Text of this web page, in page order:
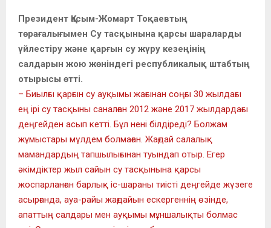
Президент Қасым-Жомарт Тоқаевтың
төрағалығымен Су тасқынына қарсы шараларды
үйлестіру және қарғын су жүру кезеңінің
салдарын жою жөніндегі республикалық штабтың
отырысы өтті.
– Биылғы қарғын су ауқымы жағынан соңғы 30 жылдағы
ең ірі су тасқыны саналған 2012 және 2017 жылдардағы
деңгейден асып кетті. Бұл нені білдіреді? Болжам
жұмыстары мүлдем болмаған. Жағдай салалық
мамандардың тапшылығынан туындап отыр. Егер
әкімдіктер жыл сайын су тасқынына қарсы
жоспарланған барлық іс-шараны тиісті деңгейде жүзеге
асырғанда, ауа-райы жағдайын ескергеннің өзінде,
апаттың салдары мен ауқымы мұншалықты болмас